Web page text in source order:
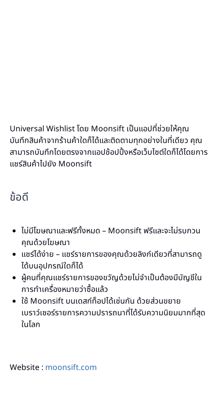
Universal Wishlist โดย Moonsift เป็นแอปที่ช่วยให้คุณ
บันทึกสินค้าจากร้านค้าใดก็ได้และติดตามทุกอย่างในที่เดียว คุณ
สามารถบันทึกโดยตรงจากแอปช้อปปิ้งหรือเว็บไซต์ใดก็ได้โดยการ
แชร์สินค้าไปยัง Moonsift
ข้อดี
ไม่มีโฆษณาและฟรีทั้งหมด – Moonsift ฟรีและจะไม่รบกวน
คุณด้วยโฆษณา
แชร์ได้ง่าย – แชร์รายการของคุณด้วยลิงก์เดียวที่สามารถดู
ได้บนอุปกรณ์ใดก็ได้
ผู้คนที่คุณแชร์รายการของขวัญด้วยไม่จำเป็นต้องมีบัญชีใน
การทำเครื่องหมายว่าซื้อแล้ว
ใช้ Moonsift บนเดสก์ท็อปได้เช่นกัน ด้วยส่วนขยาย
เบราว์เซอร์รายการความปรารถนาที่ได้รับความนิยมมากที่สุด
ในโลก
Website : moonsift.com